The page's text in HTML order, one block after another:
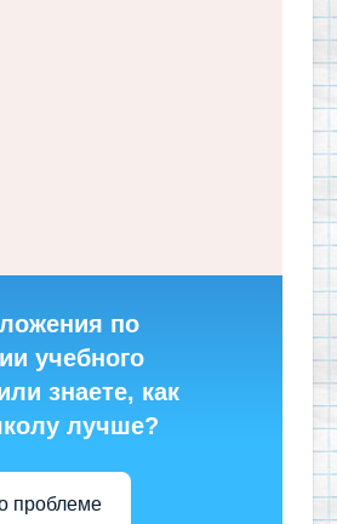
по
учебного
знаете, как
лучше?
проблеме